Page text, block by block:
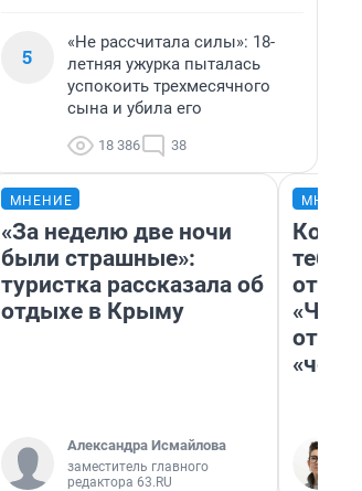
5
«Не рассчитала силы»: 18-
летняя ужурка пыталась
успокоить трехмесячного
сына и убила его
18 386 38
МНЕНИЕ
«За неделю две ночи
были страшные»:
туристка рассказала об
отдыхе в Крыму
Александра Исмайлова
заместитель главного
редактора 63.RU
тебя